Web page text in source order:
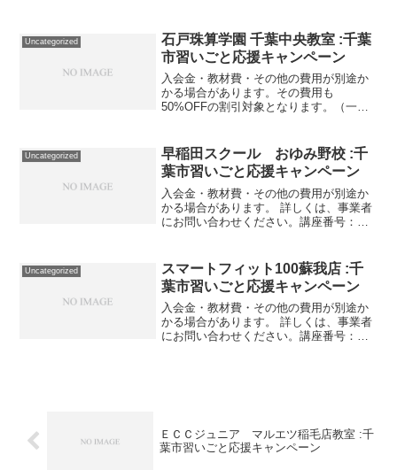
2022/03/26月４、5回（週...
Uncategorized
石戸珠算学園 千葉中央教室 :千葉
市習いごと応援キャンペーン
入会金・教材費・その他の費用が別途か
かる場合があります。その費用も
50%OFFの割引対象となります。（一部
05-01事業者提供価格33,000円▶16,500円
利用...
Uncategorized
早稲田スクール おゆみ野校 :千
葉市習いごと応援キャンペーン
入会金・教材費・その他の費用が別途か
かる場合があります。 詳しくは、事業者
にお問い合わせください。講座番号：
1627-01-02利用期間...
Uncategorized
スマートフィット100蘇我店 :千
葉市習いごと応援キャンペーン
入会金・教材費・その他の費用が別途か
かる場合があります。 詳しくは、事業者
にお問い合わせください。講座番号：
ＥＣＣジュニア マルエツ稲毛店教室 :千
葉市習いごと応援キャンペーン